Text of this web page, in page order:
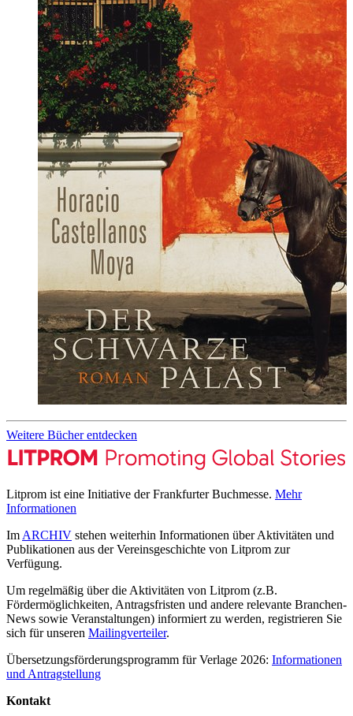
Weitere Bücher entdecken
Litprom ist eine Initiative der Frankfurter Buchmesse. Mehr
Informationen
Im ARCHIV stehen weiterhin Informationen über Aktivitäten und
Publikationen aus der Vereinsgeschichte von Litprom zur
Verfügung.
Um regelmäßig über die Aktivitäten von Litprom (z.B.
Fördermöglichkeiten, Antragsfristen und andere relevante Branchen-
News sowie Veranstaltungen) informiert zu werden, registrieren Sie
sich für unseren Mailingverteiler.
Übersetzungsförderungsprogramm für Verlage 2026: Informationen
und Antragstellung
Kontakt